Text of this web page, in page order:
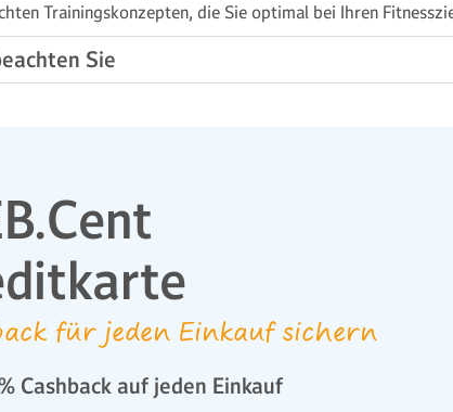
Trainingskonzepten, die Sie optimal bei Ihren
Sie
für jeden Einkauf sichern
Cashback auf jeden Einkauf